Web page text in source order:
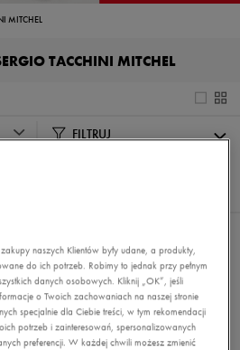
MITCHEL
TACCHINI MITCHEL
FILTRUJ
naszych Klientów były udane, a produkty,
do ich potrzeb. Robimy to jednak przy pełnym
danych osobowych. Kliknij „OK”, jeśli
o Twoich zachowaniach na naszej stronie
specjalnie dla Ciebie treści, w tym rekomendacji
potrzeb i zainteresowań, spersonalizowanych
preferencji. W każdej chwili możesz zmienić